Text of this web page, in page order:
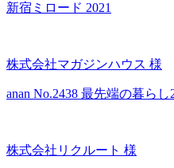
新宿ミロード 2021
株式会社マガジンハウス 様
anan No.2438 最先端の暮ら
株式会社リクルート 様